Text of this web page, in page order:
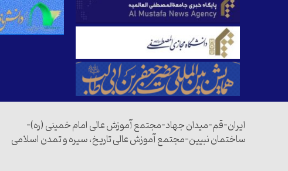
ایران-قم-میدان جهاد-مجتمع آموزش عالی امام خمینی (ره)-
ساختمان نبیین-مجتمع آموزش عالی تاریخ، سیره و تمدن اسلامی